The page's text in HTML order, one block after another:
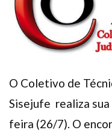
O Coletivo de
Sisejufe realiza
feira (26/7). O
Plano de Saúde
Assistência Funeral
Pós-graduação